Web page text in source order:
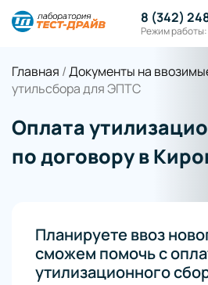
8 (342)
Режим работы:
Главная /Документы на
утильсбора для ЭПТС
Оплата
по договору в
Планируете ввоз
сможем помочь с
утилизационного